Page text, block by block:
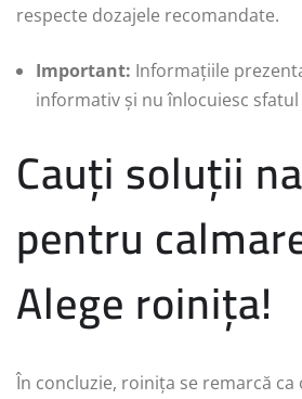
respecte dozajele recomandate.
Important: Informațiile
informativ și nu înlocuiesc
Cauți soluții
pentru
Alege roinița!
În concluzie, roinița se remarcă